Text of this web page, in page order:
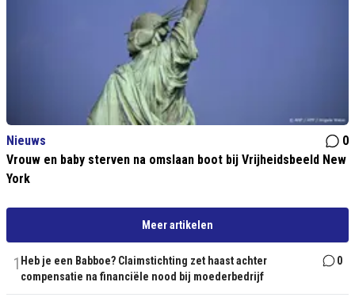
Nieuws
0
Vrouw en baby sterven na omslaan boot bij Vrijheidsbeeld New
York
Meer artikelen
1 Heb je een Babboe? Claimstichting zet haast achter
compensatie na financiële nood bij moederbedrijf
0